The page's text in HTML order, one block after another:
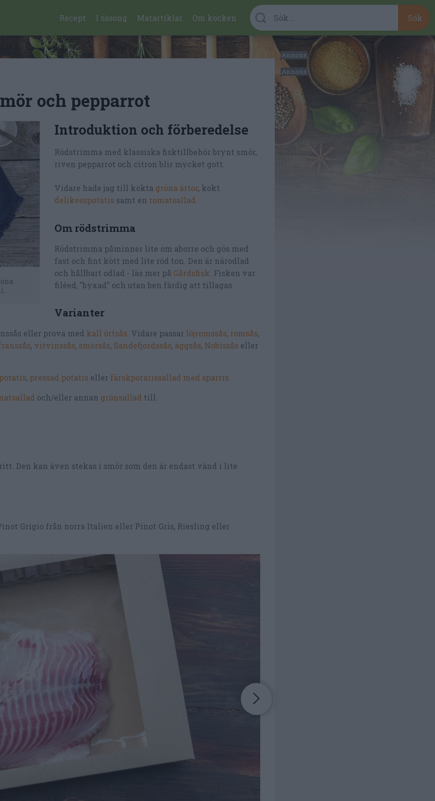
Recept I säsong Matartiklar Om kocken
och pepparrot
Introduktion och förberedelse
Rödstrimma med klassiska fisktillbehör brynt smör,
riven pepparrot och citron blir mycket gott.
Vidare hade jag till kokta gröna ärtor, kokt
delikesspotatis samt en tomatsallad
Om rödstrimma
Rödstrimma påminner lite om aborre och gös med
fast och fint kött med lite röd ton. Den är närodlad
och hållbart odlad - läs mer på Gårdsfisk . Fisken var
filéed, "byxad" och utan ben färdig att tillagas.
Varianter
eller prova med kall örtsås . Vidare passar löjromssås, romsås,
, vitvinssås, smörsås, Sandefjordssås, äggsås, Nobissås eller
, pressad potatis eller färskpotatissallad med sparris
och/eller annan grönsallad till.
Den kan även stekas i smör som den är endast vänd i lite
Grigio från norra Italien eller Pinot Gris, Riesling eller